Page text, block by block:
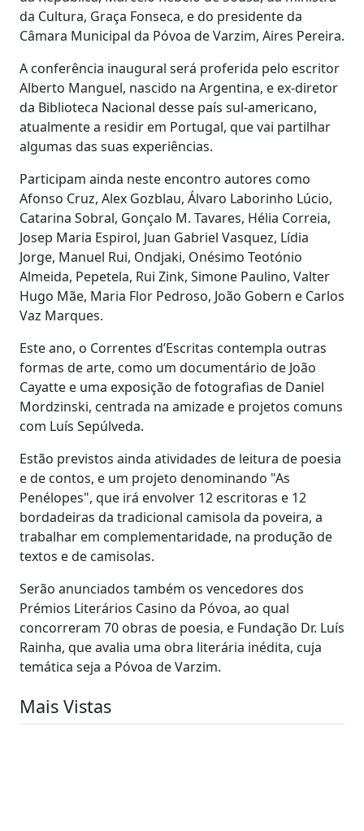
da Cultura, Graça Fonseca, e do presidente da
Câmara Municipal da Póvoa de Varzim, Aires Pereira.
A conferência inaugural será proferida pelo escritor
Alberto Manguel, nascido na Argentina, e ex-diretor
da Biblioteca Nacional desse país sul-americano,
atualmente a residir em Portugal, que vai partilhar
algumas das suas experiências.
Participam ainda neste encontro autores como
Afonso Cruz, Alex Gozblau, Álvaro Laborinho Lúcio,
Catarina Sobral, Gonçalo M. Tavares, Hélia Correia,
Josep Maria Espirol, Juan Gabriel Vasquez, Lídia
Jorge, Manuel Rui, Ondjaki, Onésimo Teotónio
Almeida, Pepetela, Rui Zink, Simone Paulino, Valter
Hugo Mãe, Maria Flor Pedroso, João Gobern e Carlos
Vaz Marques.
Este ano, o Correntes d’Escritas contempla outras
formas de arte, como um documentário de João
Cayatte e uma exposição de fotografias de Daniel
Mordzinski, centrada na amizade e projetos comuns
com Luís Sepúlveda.
Estão previstos ainda atividades de leitura de poesia
e de contos, e um projeto denominando "As
Penélopes", que irá envolver 12 escritoras e 12
bordadeiras da tradicional camisola da poveira, a
trabalhar em complementaridade, na produção de
textos e de camisolas.
Serão anunciados também os vencedores dos
Prémios Literários Casino da Póvoa, ao qual
concorreram 70 obras de poesia, e Fundação Dr. Luís
Rainha, que avalia uma obra literária inédita, cuja
temática seja a Póvoa de Varzim.
Mais Vistas